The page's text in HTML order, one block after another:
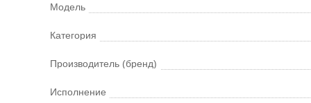
Модель
Категория
Производитель (бренд)
Исполнение